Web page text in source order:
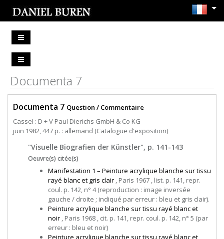
Documenta 7
Documenta 7 Question / Commentaire
Cassel : D + V Paul Dierichs GmbH & Co KG
juin 1982, 447 p. : allemand (Catalogue d'exposition)
"Visuelle Biografien der Künstler", p. 141-143
Oeuvre(s) citée(s)
Manifestation 1 – Peinture acrylique blanche sur tissu
rayé blanc et gris clair , Paris 1967 , list. p. 141, repr.
coul. p. 142, n° 4 (reproduction : image inversée
gauche / droite ; indiqué par erreur : bleu et gris clair).
Peinture acrylique blanche sur tissu rayé blanc et
noir , Paris 1968 , cit. p. 141, repr. coul. p. 142, n° 5 (par
erreur : bleu et noir)
Peinture acrylique blanche sur tissu rayé blanc et